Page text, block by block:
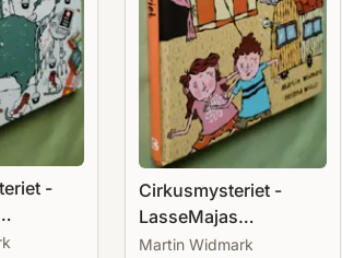
-
Cirkusmysteriet -
LasseMajas
Detektivbyrå
Martin Widmark